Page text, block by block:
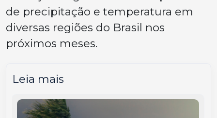
de precipitação e temperatura em
diversas regiões do Brasil nos
próximos meses.
Leia mais